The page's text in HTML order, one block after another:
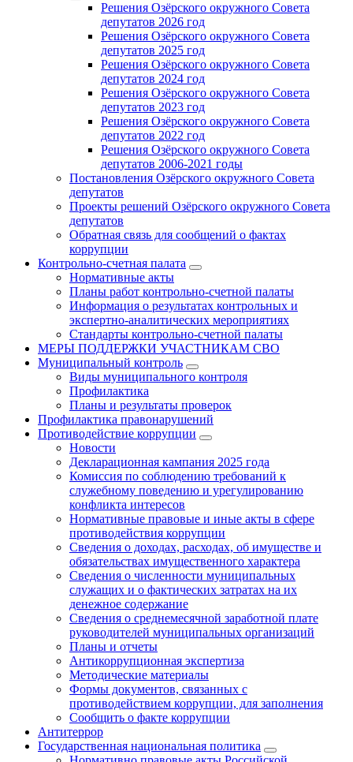
Решения Озёрского окружного Совета
депутатов 2026 год
Решения Озёрского окружного Совета
депутатов 2025 год
Решения Озёрского окружного Совета
депутатов 2024 год
Решения Озёрского окружного Совета
депутатов 2023 год
Решения Озёрского окружного Совета
депутатов 2022 год
Решения Озёрского окружного Совета
депутатов 2006-2021 годы
Постановления Озёрского окружного Совета
депутатов
Проекты решений Озёрского окружного Совета
депутатов
Обратная связь для сообщений о фактах
коррупции
Контрольно-счетная палата
Нормативные акты
Планы работ контрольно-счетной палаты
Информация о результатах контрольных и
экспертно-аналитических мероприятиях
Стандарты контрольно-счетной палаты
МЕРЫ ПОДДЕРЖКИ УЧАСТНИКАМ СВО
Муниципальный контроль
Виды муниципального контроля
Профилактика
Планы и результаты проверок
Профилактика правонарушений
Противодействие коррупции
Новости
Декларационная кампания 2025 года
Комиссия по соблюдению требований к
служебному поведению и урегулированию
конфликта интересов
Нормативные правовые и иные акты в сфере
противодействия коррупции
Сведения о доходах, расходах, об имуществе и
обязательствах имущественного характера
Сведения о численности муниципальных
служащих и о фактических затратах на их
денежное содержание
Сведения о среднемесячной заработной плате
руководителей муниципальных организаций
Планы и отчеты
Антикоррупционная экспертиза
Методические материалы
Формы документов, связанных с
противодействием коррупции, для заполнения
Сообщить о факте коррупции
Антитеррор
Государственная национальная политика